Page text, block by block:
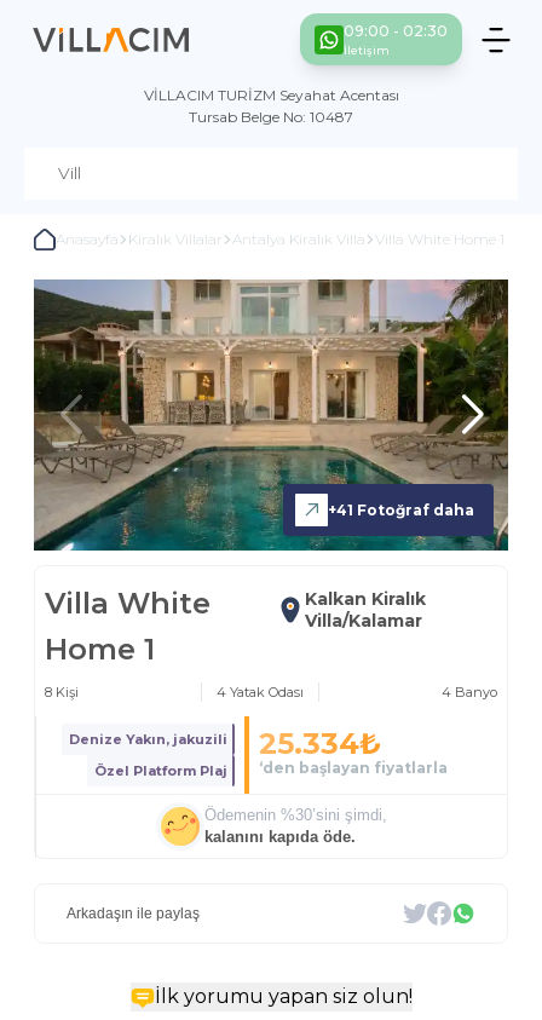
09:00 - 02:30
İletişim
VİLLACIM TURİZM Seyahat Acentası
Tursab Belge No: 10487
Anasayfa Kiralık Villalar Antalya Kiralık Villa Villa White Home 1
+41 Fotoğraf daha
Villa White
Home 1
Kalkan Kiralık
Villa/Kalamar
8 Kişi 4 Yatak Odası 4 Banyo
Denize Yakın, jakuzili
Özel Platform Plaj
25.334₺
‘den başlayan fiyatlarla
Ödemenin %30’sini şimdi,
kalanını kapıda öde.
Arkadaşın ile paylaş
İlk yorumu yapan siz olun!